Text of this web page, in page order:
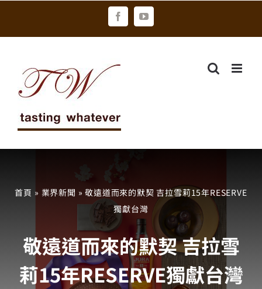
FacebookYouTube
首頁 » 業界新聞 »敬遠道而來的默契 吉拉雪莉15年RESERVE
獨獻台灣
敬遠道而來的默契 吉拉雪
莉15年RESERVE獨獻台灣